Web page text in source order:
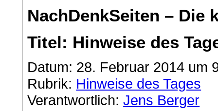
NachDenkSeiten – Die
Titel: Hinweise des
Datum: 28. Februar 2014 um
Rubrik: Hinweise des Tages
Verantwortlich:Jens Berger